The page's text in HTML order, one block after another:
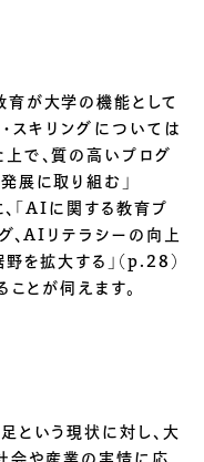
が大学の機能として
スキリングについては
で、質の高いプログ
展に取り組む」
「AIに関する教育プ
、AIリテラシーの向上
を拡大する」（p.28）
とが伺えます。
いう現状に対し、大
会や産業の実情に応